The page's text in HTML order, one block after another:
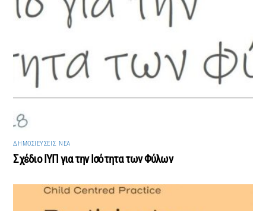
ΔΗΜΟΣΙΕΎΣΕΙΣ ΝΈΑ
Σχέδιο ΙΥΠ για την Ισότητα των Φύλων